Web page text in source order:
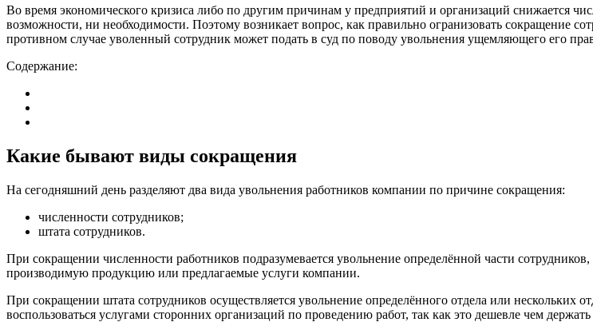
Во время экономического кризиса либо по другим причинам у предприятий и организаций снижается
возможности, ни необходимости. Поэтому возникает вопрос, как правильно огранизовать сокращение
противном случае уволенный сотрудник может подать в суд по поводу увольнения ущемляющего его
Содержание:
Какие бывают виды сокращения
На сегодняшний день разделяют два вида увольнения работников компании по причине сокращения:
численности сотрудников;
штата сотрудников.
При сокращении численности работников подразумевается увольнение определённой части
производимую продукцию или предлагаемые услуги компании.
При сокращении штата сотрудников осуществляется увольнение определённого отдела или нескольких
воспользоваться услугами сторонних организаций по проведению работ, так как это дешевле чем